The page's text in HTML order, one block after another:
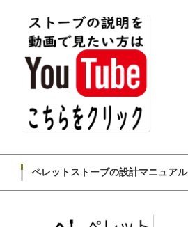
ペレットストーブの設計マニュアル